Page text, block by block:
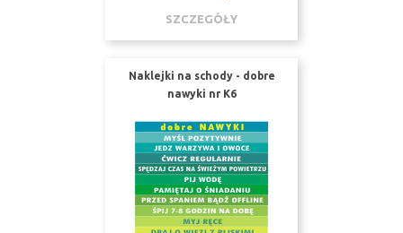
SZCZEGÓŁY
Naklejki na schody - dobre
nawyki nr K6